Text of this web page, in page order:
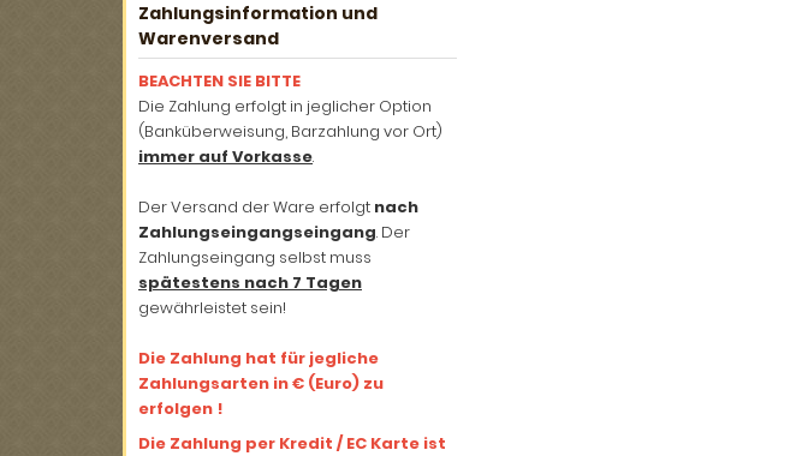
Zahlungsinformation und
Warenversand
BEACHTEN SIE BITTE
Die Zahlung erfolgt in jeglicher Option
(Banküberweisung, Barzahlung vor Ort)
immer auf Vorkasse.
Der Versand der Ware erfolgt nach
Zahlungseingangseingang. Der
Zahlungseingang selbst muss
spätestens nach 7 Tagen
gewährleistet sein!
Die Zahlung hat für jegliche
Zahlungsarten in € (Euro) zu
erfolgen !
Die Zahlung per Kredit / EC Karte ist